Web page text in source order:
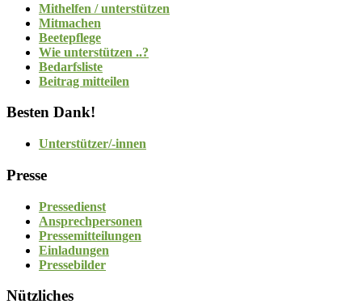
Mithelfen / unterstützen
Mitmachen
Beetepflege
Wie unterstützen ..?
Bedarfsliste
Beitrag mitteilen
Besten Dank!
Unterstützer/-innen
Presse
Pressedienst
Ansprechpersonen
Pressemitteilungen
Einladungen
Pressebilder
Nützliches